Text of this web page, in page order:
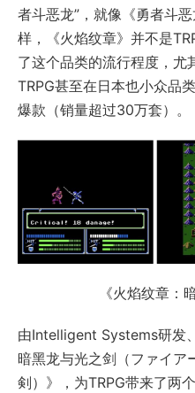
者斗恶龙”，就像《勇者斗
样，《火焰纹章》并不是
了这个品类的流行程度，尤
TRPG甚至在日本也小众品
爆款（销量超过30万套）。
《火焰纹章：
由Intelligent Systems研发
暗黑龙与光之剑（ファイア
剣）》，为TRPG带来了两